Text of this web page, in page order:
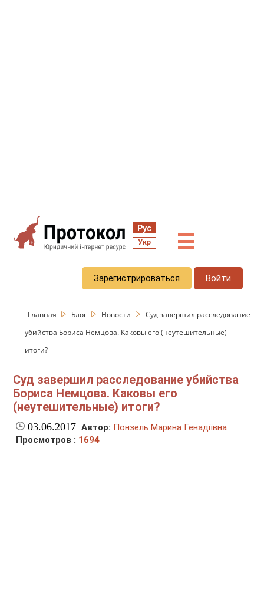
Рус
Укр ☰
Зарегистрироваться Войти
Главная Блог Новости
Суд завершил расследование
убийства Бориса Немцова. Каковы его (неутешительные)
итоги?
Суд завершил расследование убийства
Бориса Немцова. Каковы его
(неутешительные) итоги?
03.06.2017 Автор: Понзель Марина Генадіївна
Просмотров : 1694